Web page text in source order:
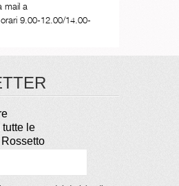
mail a
9.00-12.00/14.00-
le